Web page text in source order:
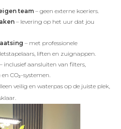
team – geen externe koeriers.
– levering op het uur dat jou
– met professionele
liften en zuignappen.
– inclusief aansluiten van filters,
CO₂-systemen.
veilig en waterpas op de juiste plek,